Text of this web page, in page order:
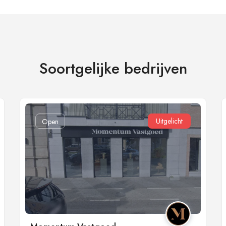
Soortgelijke bedrijven
Open Uitgelicht